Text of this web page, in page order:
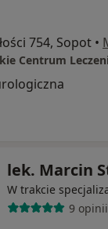
754, Sopot •
lek. Marcin
W trakcie
9 opinii